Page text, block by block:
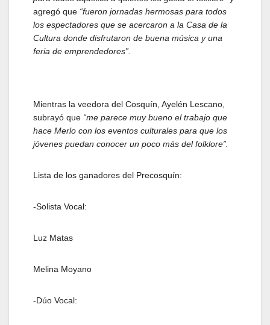
agregó que “fueron jornadas hermosas para todos
los espectadores que se acercaron a la Casa de la
Cultura donde disfrutaron de buena música y una
feria de emprendedores”.
Mientras la veedora del Cosquín, Ayelén Lescano,
subrayó que “me parece muy bueno el trabajo que
hace Merlo con los eventos culturales para que los
jóvenes puedan conocer un poco más del folklore”.
Lista de los ganadores del Precosquín:
-Solista Vocal:
Luz Matas
Melina Moyano
-Dúo Vocal: